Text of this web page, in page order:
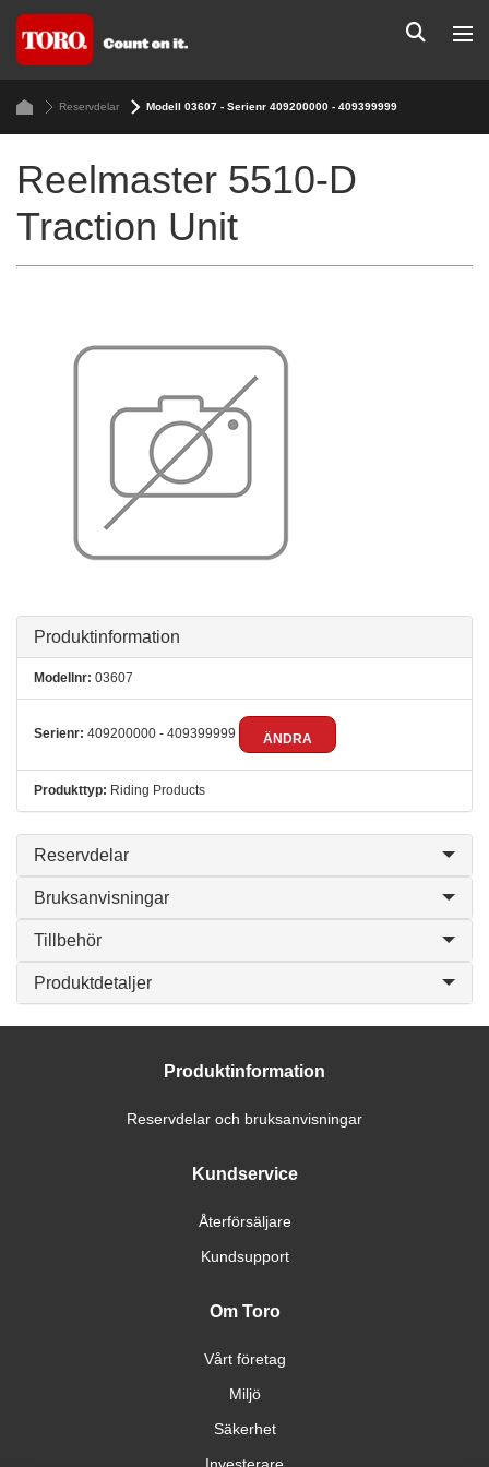
Reservdelar Modell 03607 - Serienr 409200000 - 409399999
Reelmaster 5510-D
Traction Unit
Produktinformation
Modellnr: 03607
Serienr: 409200000 - 409399999 ÄNDRA
Produkttyp: Riding Products
Reservdelar
Bruksanvisningar
Tillbehör
Produktdetaljer
Produktinformation
Reservdelar och bruksanvisningar
Kundservice
Återförsäljare
Kundsupport
Om Toro
Vårt företag
Miljö
Säkerhet